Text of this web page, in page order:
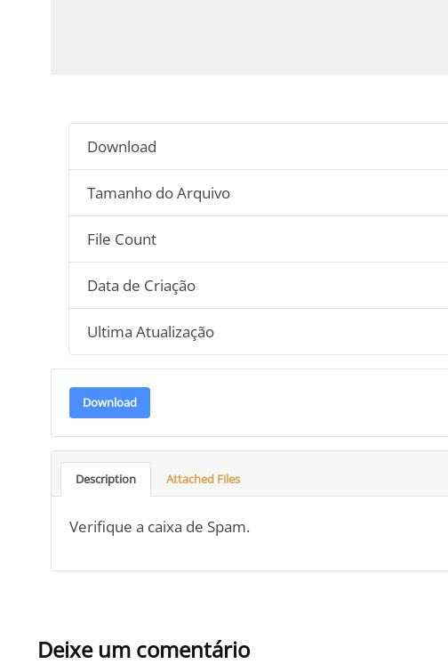
Download
Tamanho do Arquivo
File Count
Data de Criação
Ultima Atualização
Download
Description Attached Files
Verifique a caixa de Spam.
Deixe um comentário